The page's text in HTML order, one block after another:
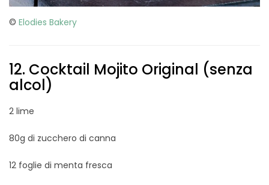
© Elodies Bakery
12. Cocktail Mojito Original (senza
alcol)
2 lime
80g di zucchero di canna
12 foglie di menta fresca